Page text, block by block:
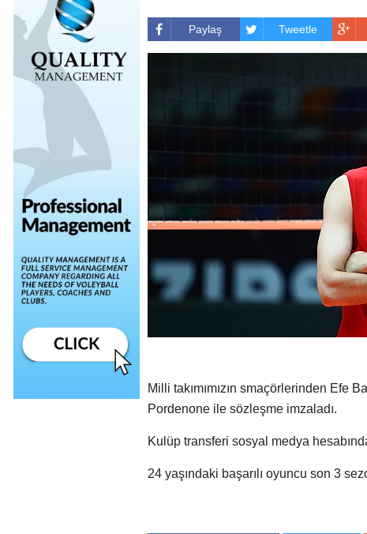
Paylaş Tweetle
Milli takımımızın smaçörlerinden Efe
Pordenone ile sözleşme imzaladı.
Kulüp transferi sosyal medya
24 yaşındaki başarılı oyuncu son 3